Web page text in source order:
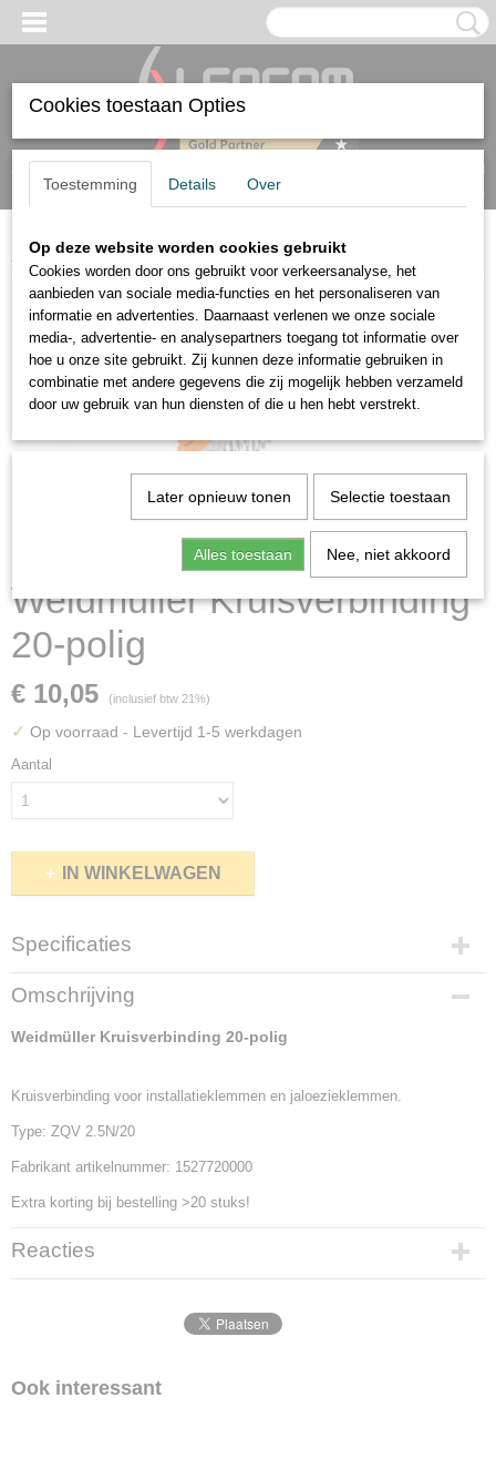
Inloggen Registreren
(0)
Home>Accessoires> Installatie >Weidmüller Kruisverbinding 20-polig
Weidmüller Kruisverbinding
20-polig
€ 10,05 (inclusief btw 21%)
✓ Op voorraad - Levertijd 1-5 werkdagen
Aantal
IN WINKELWAGEN
Specificaties
Productcode
1527720000
Productcode leverancier
Omschrijving
Weidmüller Kruisverbinding 20-polig
Kruisverbinding voor installatieklemmen en jaloezieklemmen.
Type: ZQV 2.5N/20
Fabrikant artikelnummer: 1527720000
Extra korting bij bestelling >20 stuks!
Reacties
Ook interessant
Cookies toestaan Opties
Toestemming Details Over
Op deze website worden cookies gebruikt
Cookies worden door ons gebruikt voor verkeersanalyse, het
aanbieden van sociale media-functies en het personaliseren van
informatie en advertenties. Daarnaast verlenen we onze sociale
media-, advertentie- en analysepartners toegang tot informatie over
hoe u onze site gebruikt. Zij kunnen deze informatie gebruiken in
combinatie met andere gegevens die zij mogelijk hebben verzameld
door uw gebruik van hun diensten of die u hen hebt verstrekt.
Later opnieuw tonen Selectie toestaan
Alles toestaan Nee, niet akkoord